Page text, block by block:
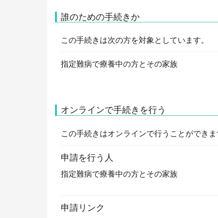
誰のための手続きか
この手続きは次の方を対象としています。
指定難病で療養中の方とその家族
オンラインで手続きを行う
この手続きはオンラインで行うことができ
申請を行う人
指定難病で療養中の方とその家族
申請リンク